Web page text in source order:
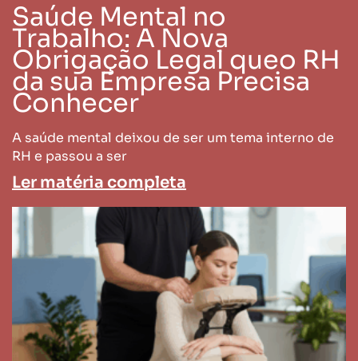
Saúde Mental no
Trabalho: A Nova
Obrigação Legal queo RH
da sua Empresa Precisa
Conhecer
A saúde mental deixou de ser um tema interno de
RH e passou a ser
Ler matéria completa